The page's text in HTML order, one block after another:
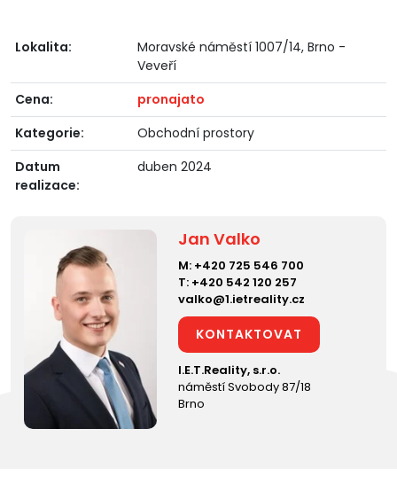
Lokalita:
Moravské náměstí 1007/14, Brno -
Veveří
Cena:
pronajato
Kategorie:
Obchodní prostory
Datum
realizace:
duben 2024
Jan Valko
M: +420 725 546 700
T: +420 542 120 257
valko@1.ietreality.cz
KONTAKTOVAT
I.E.T.Reality, s.r.o.
náměstí Svobody 87/18
Brno